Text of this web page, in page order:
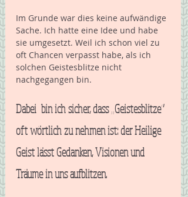
Im Grunde war dies keine aufwändige
Sache. Ich hatte eine Idee und habe
sie umgesetzt. Weil ich schon viel zu
oft Chancen verpasst habe, als ich
solchen Geistesblitze nicht
nachgegangen bin.
Dabei  bin ich sicher, dass „Geistesblitze“
oft wörtlich zu nehmen ist: der Heilige
Geist lässt Gedanken, Visionen und
Träume in uns aufblitzen.